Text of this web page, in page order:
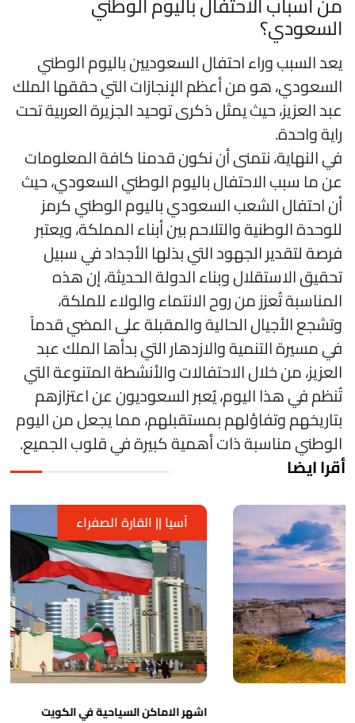
السبب وراء احتفال السعوديين باليوم الوطني
هو من أعظم الإنجازات التي حققها الملك
العزيز، حيث يمثل ذكرى توحيد الجزيرة العربية تحت
واحدة.
النهاية، نتمنى أن نكون قدمنا كافة المعلومات
ما سبب الاحتفال باليوم الوطني السعودي، حيث
احتفال الشعب السعودي باليوم الوطني كرمز
الوطنية والتلاحم بين أبناء المملكة، ويعتبر
لتقدير الجهود التي بذلها الأجداد في سبيل
الاستقلال وبناء الدولة الحديثة، إن هذه
تُعزز من روح الانتماء والولاء للملكة،
الأجيال الحالية والمقبلة على المضي قدماً
مسيرة التنمية والازدهار التي بدأها الملك عبد
من خلال الاحتفالات والأنشطة المتنوعة التي
في هذا اليوم، يُعبر السعوديون عن اعتزازهم
وتفاؤلهم بمستقبلهم، مما يجعل من اليوم
مناسبة ذات أهمية كبيرة في قلوب الجميع.
ايضا
آسيا || القارة الصفراء
الاماكن السياحية في الكويت